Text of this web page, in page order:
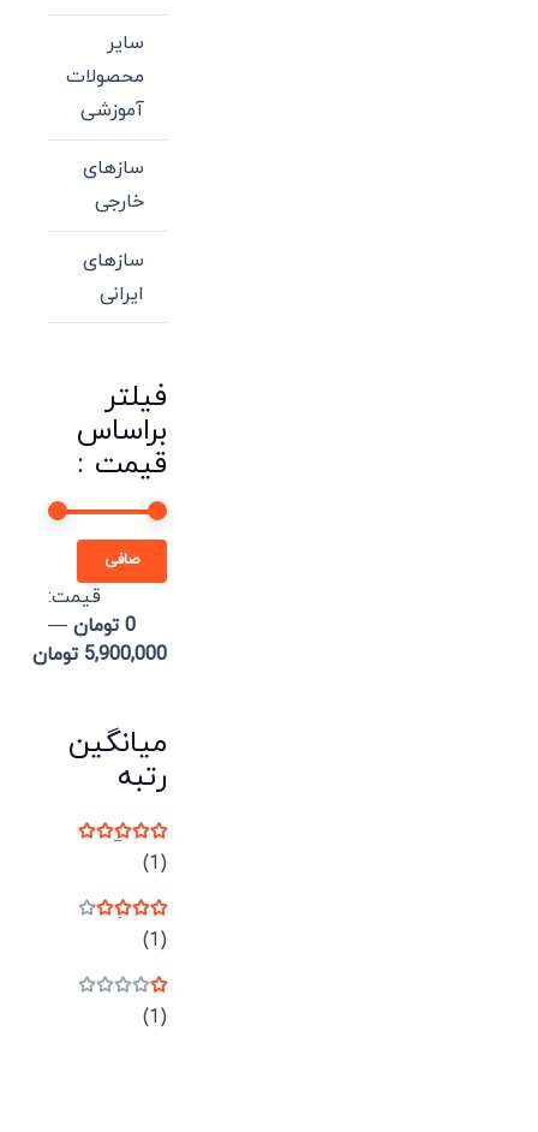
سایر
محصولات
آموزشی
سازهای
خارجی
سازهای
ایرانی
فیلتر
براساس
قیمت :
صافی
قيمت:
0 تومان
—
5,900,000 تومان
میانگین
رتبه
نمره(1)
نمره(1)
نمره(1)